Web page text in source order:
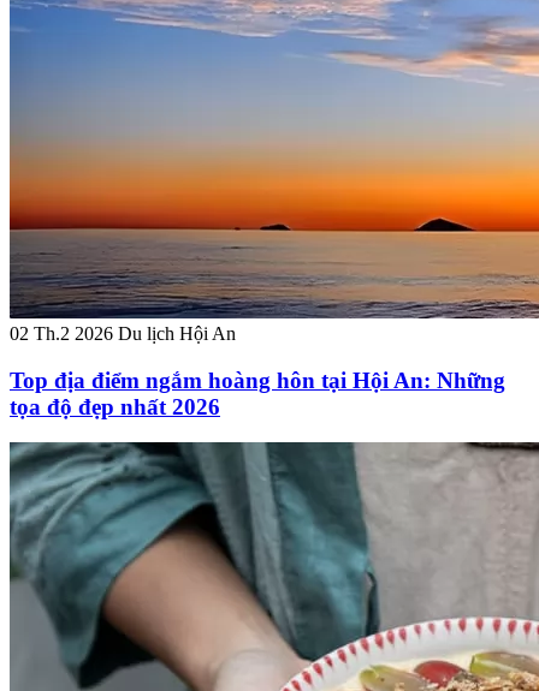
02 Th.2 2026 Du lịch Hội An
Top địa điểm ngắm hoàng hôn tại Hội An: Những
tọa độ đẹp nhất 2026